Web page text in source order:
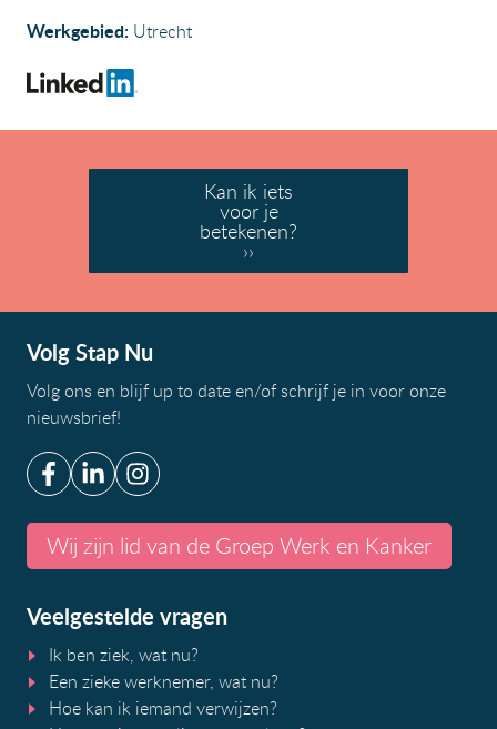
Werkgebied: Utrecht
Kan ik iets
voor je
betekenen?
››
Volg Stap Nu
Volg ons en blijf up to date en/ofschrijf je in voor onze
nieuwsbrief!
Wij zijn lid van de Groep Werk en Kanker
Veelgestelde vragen
Ik ben ziek, wat nu?
Een zieke werknemer, wat nu?
Hoe kan ik iemand verwijzen?